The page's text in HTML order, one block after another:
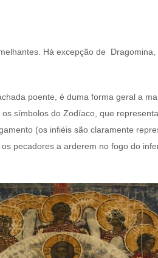
Há excepção de
poente, é duma forma geral a
símbolos do Zodíaco, que
(os infiéis são claramente
pecadores a arderem no fogo do